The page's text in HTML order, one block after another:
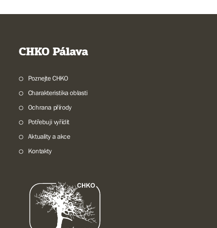
CHKO Pálava
Poznejte CHKO
Charakteristika oblasti
Ochrana přírody
Potřebuji vyřídit
Aktuality a akce
Kontakty